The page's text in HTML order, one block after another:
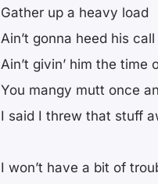
Gather up a heavy load
Ain’t gonna heed his call
Ain’t givin’ him the time
You mangy mutt once
I said I threw that stuff
I won’t have a bit of